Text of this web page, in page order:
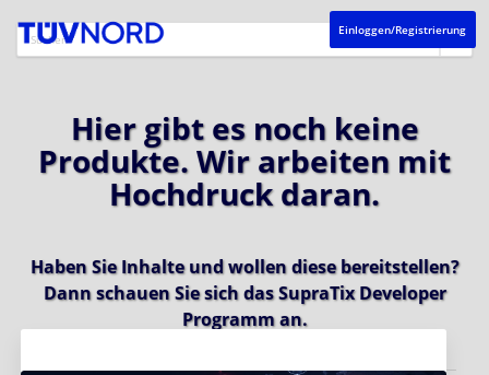
Einloggen/Registrierung
Hier gibt es noch keine
Produkte. Wir arbeiten mit
Hochdruck daran.
Haben Sie Inhalte und wollen diese bereitstellen?
Dann schauen Sie sich dasSupraTix Developer
Programman.